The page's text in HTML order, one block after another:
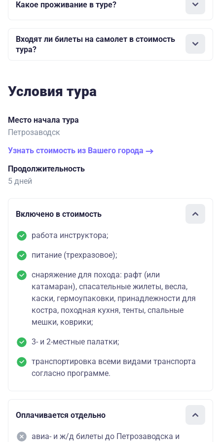
Какое проживание в туре?
Входят ли билеты на самолет в стоимость
тура?
Условия тура
Место начала тура
Петрозаводск
Узнать стоимость из Вашего города
Продолжительность
5 дней
Включено в стоимость
работа инструктора;
питание (трехразовое);
снаряжение для похода: рафт (или
катамаран), спасательные жилеты, весла,
каски, гермоупаковки, принадлежности для
костра, походная кухня, тенты, спальные
мешки, коврики;
3- и 2-местные палатки;
транспортировка всеми видами транспорта
согласно программе.
Оплачивается отдельно
авиа- и ж/д билеты до Петрозаводска и